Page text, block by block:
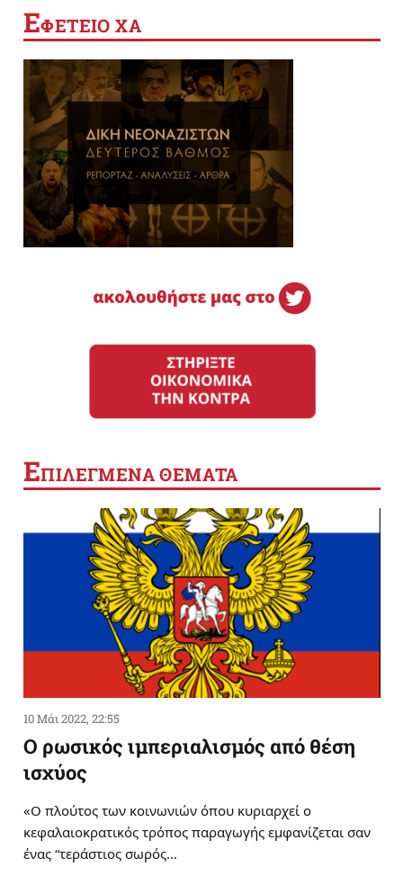
ΕΦΕΤΕΙΟ ΧΑ
ΕΠΙΛΕΓΜΕΝΑ ΘΕΜΑΤΑ
10 Μάι 2022, 22:55
Ο ρωσικός ιμπεριαλισμός από θέση
ισχύος
«Ο πλούτος των κοινωνιών όπου κυριαρχεί ο
κεφαλαιοκρατικός τρόπος παραγωγής εμφανίζεται σαν
ένας “τεράστιος σωρός…